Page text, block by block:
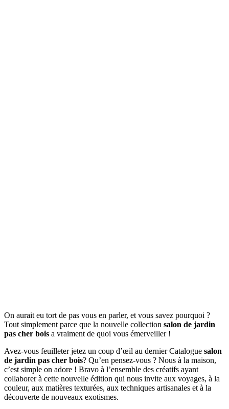
On aurait eu tort de pas vous en parler, et vous savez pourquoi ?
Tout simplement parce que la nouvelle collection salon de jardin
pas cher bois a vraiment de quoi vous émerveiller !
Avez-vous feuilleter jetez un coup d’œil au dernier Catalogue salon
de jardin pas cher bois? Qu’en pensez-vous ? Nous à la maison,
c’est simple on adore ! Bravo à l’ensemble des créatifs ayant
collaborer à cette nouvelle édition qui nous invite aux voyages, à la
couleur, aux matières texturées, aux techniques artisanales et à la
découverte de nouveaux exotismes.